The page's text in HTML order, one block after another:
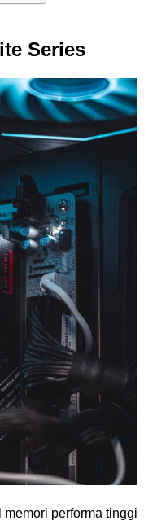
Series
performa tinggi